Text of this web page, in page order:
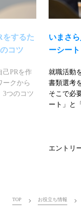
をするた
コツ
己PRを作
ークから
3つのコツ
いまさ
ーシー
就職活動
書類選考
そこで必
ート」と
エントリ
TOP お役立ち情報